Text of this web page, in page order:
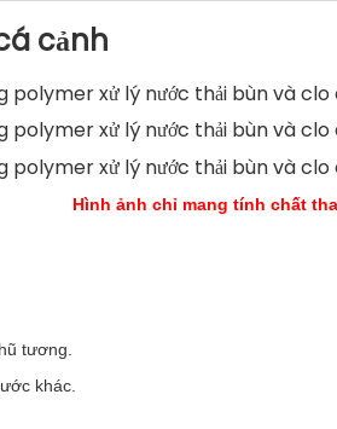
cảnh
Hình ảnh chỉ mang tính chất
tương.
khác.